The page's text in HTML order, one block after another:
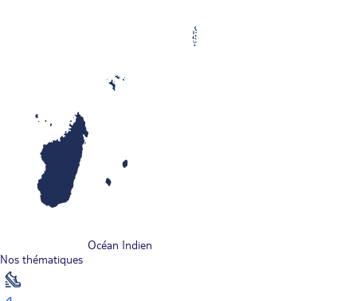
Océan Indien
Nos thématiques